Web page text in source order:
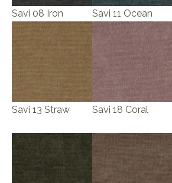
Savi 08 Iron Savi 11 Ocean
Savi 13 Straw Savi 18 Coral